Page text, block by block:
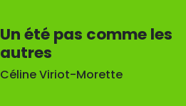
Un été pas comme les
autres
Céline Viriot-Morette